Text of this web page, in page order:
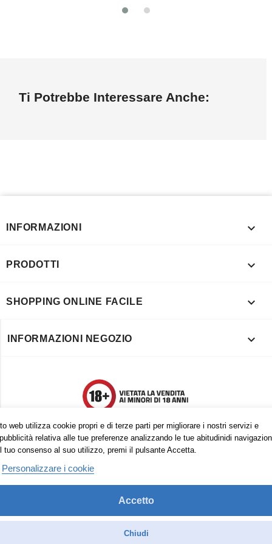
Ti Potrebbe Interessare Anche:
web utilizza cookie propri e di terze parti per migliorare i nostri servizi e
relativa alle tue preferenze analizzando le tue abitudinidi
tuo consenso al suo utilizzo, premi il pulsante Accetta.
Personalizzare i cookie
Accetto
Chiudi
INFORMAZIONI 
PRODOTTI 
SHOPPING ONLINE FACILE 
INFORMAZIONI NEGOZIO 
Trovaci anche su: